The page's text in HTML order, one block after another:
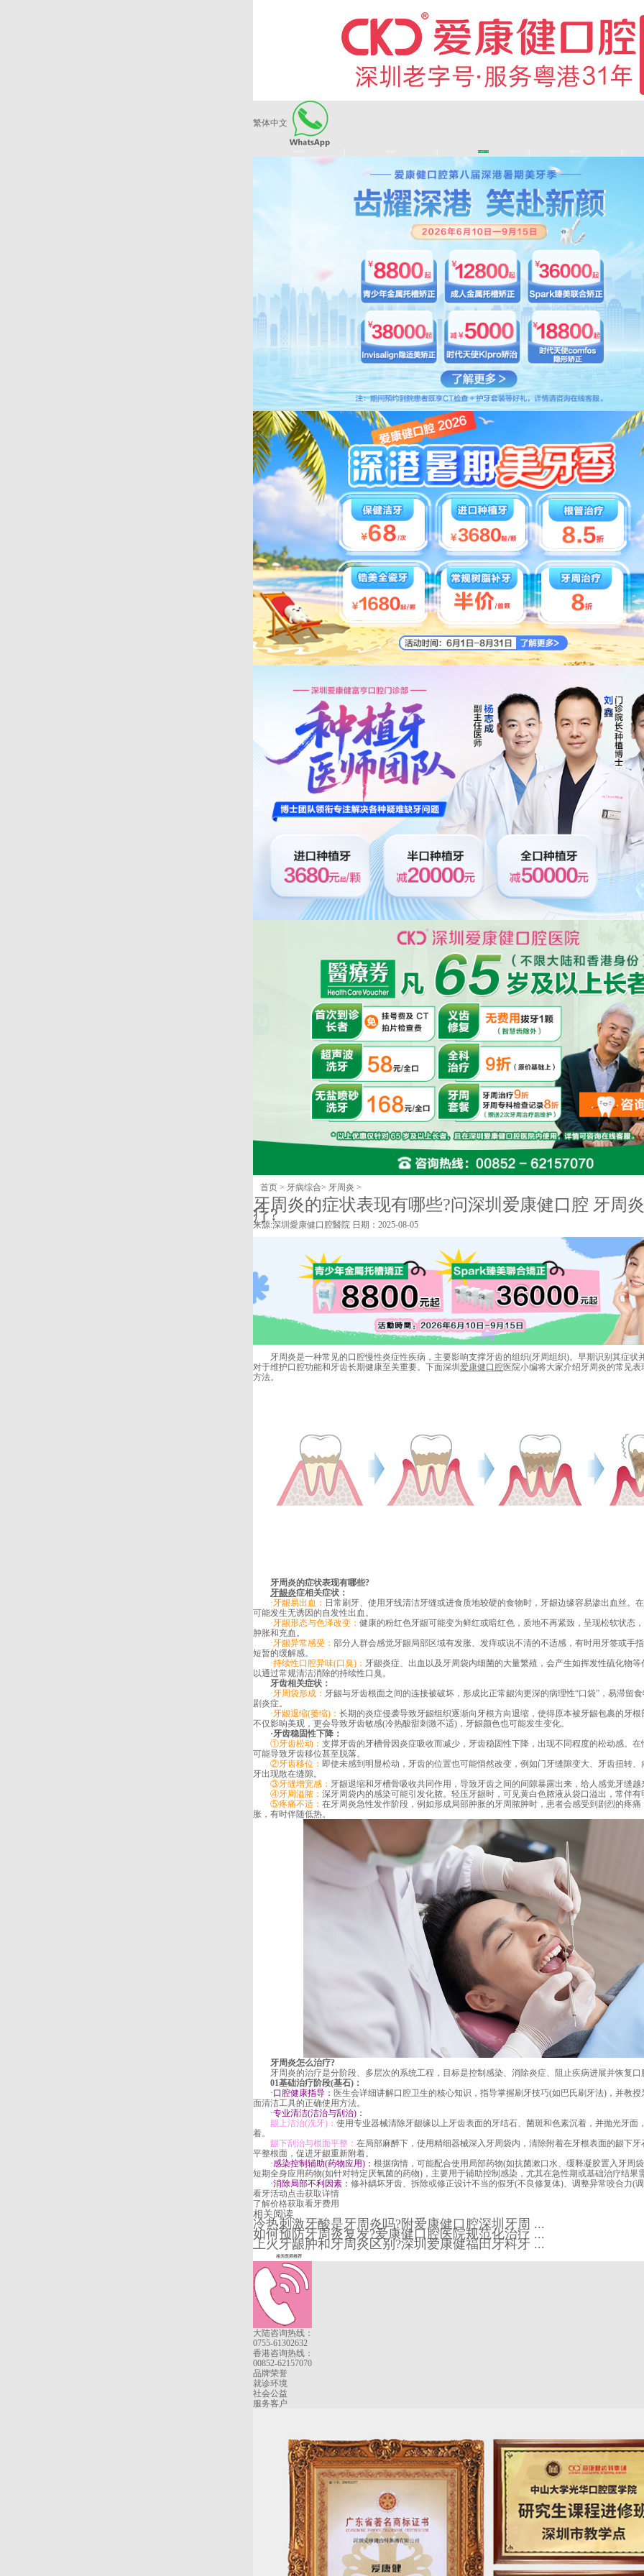
繁体中文
长者医疗券
首页 > 牙病综合> 牙周炎 >
牙周炎的症状表现有哪些?问深圳爱康健口腔 牙周
疗?
来源:深圳愛康健口腔醫院 日期：2025-08-05
牙周炎是一种常见的口腔慢性炎症性疾病，主要影响支撑牙齿的组织(牙周组织)。早期识别其症状
对于维护口腔功能和牙齿长期健康至关重要。下面深圳 爱康健口腔医院小编将大家介绍牙周炎的常见
方法。
牙周炎的症状表现有哪些?
牙龈炎症相关症状：
·牙龈易出血： 日常刷牙、使用牙线清洁牙缝或进食质地较硬的食物时，牙龈边缘容易渗出血丝。
可能发生无诱因的自发性出血。
·牙龈形态与色泽改变： 健康的粉红色牙龈可能变为鲜红或暗红色，质地不再紧致，呈现松软状态
肿胀和充血。
·牙龈异常感受： 部分人群会感觉牙龈局部区域有发胀、发痒或说不清的不适感，有时用牙签或手
短暂的缓解感。
·持续性口腔异味(口臭)： 牙龈炎症、出血以及牙周袋内细菌的大量繁殖，会产生如挥发性硫化物
以通过常规清洁消除的持续性口臭。
牙齿相关症状：
·牙周袋形成： 牙龈与牙齿根面之间的连接被破坏，形成比正常龈沟更深的病理性“口袋”，易滞留
剧炎症。
·牙龈退缩(萎缩)： 长期的炎症侵袭导致牙龈组织逐渐向牙根方向退缩，使得原本被牙龈包裹的牙
不仅影响美观，更会导致牙齿敏感(冷热酸甜刺激不适)，牙龈颜色也可能发生变化。
·牙齿稳固性下降：
①牙齿松动： 支撑牙齿的牙槽骨因炎症吸收而减少，牙齿稳固性下降，出现不同程度的松动感。
可能导致牙齿移位甚至脱落。
②牙齿移位： 即使未感到明显松动，牙齿的位置也可能悄然改变，例如门牙缝隙变大、牙齿扭转
牙出现散在缝隙。
③牙缝增宽感： 牙龈退缩和牙槽骨吸收共同作用，导致牙齿之间的间隙暴露出来，给人感觉牙缝越
④牙周溢脓： 深牙周袋内的感染可能引发化脓。轻压牙龈时，可见黄白色脓液从袋口溢出，常伴有
⑤疼痛不适： 在牙周炎急性发作阶段，例如形成局部肿胀的牙周脓肿时，患者会感受到剧烈的疼
胀，有时伴随低热。
牙周炎怎么治疗?
牙周炎的治疗是分阶段、多层次的系统工程，目标是控制感染、消除炎症、阻止疾病进展并恢复口
01基础治疗阶段(基石)：
·口腔健康指导： 医生会详细讲解口腔卫生的核心知识，指导掌握刷牙技巧(如巴氏刷牙法)，并教
面清洁工具的正确使用方法。
·专业清洁(洁治与刮治)：
龈上洁治(洗牙)： 使用专业器械清除牙龈缘以上牙齿表面的牙结石、菌斑和色素沉着，并抛光牙面
着。
龈下刮治与根面平整： 在局部麻醉下，使用精细器械深入牙周袋内，清除附着在牙根表面的龈下
平整根面，促进牙龈重新附着。
·感染控制辅助(药物应用)： 根据病情，可能配合使用局部药物(如抗菌漱口水、缓释凝胶置入牙周
短期全身应用药物(如针对特定厌氧菌的药物)，主要用于辅助控制感染，尤其在急性期或基础治疗结果
·消除局部不利因素： 修补龋坏牙齿、拆除或修正设计不当的假牙(不良修复体)、调整异常咬合力(调
看牙活动 点击获取详情
了解价格获取看牙费用
相关阅读
冷热刺激牙酸是牙周炎吗?附爱康健口腔深圳牙周 ...
如何预防牙周炎复发?爱康健口腔医院规范化治疗 ...
上火牙龈肿和牙周炎区别?深圳爱康健福田牙科牙 ...
相关医师推荐
大陆咨询热线：
0755-61302632
香港咨询热线：
00852-62157070
品牌荣誉
就诊环境
社会公益
服务客户